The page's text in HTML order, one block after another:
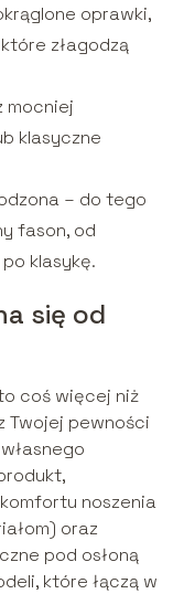
oprawki,
złagodzą
mocniej
klasyczne
– do tego
fason, od
klasykę.
się od
coś więcej niż
Twojej pewności
noszenia
oraz
pod osłoną
które łączą w